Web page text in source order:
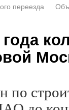
переезда
по